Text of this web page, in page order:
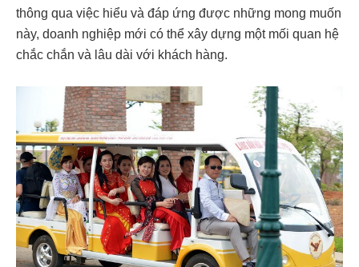
thông qua việc hiểu và đáp ứng được những mong muốn
này, doanh nghiệp mới có thể xây dựng một mối quan hệ
chắc chắn và lâu dài với khách hàng.